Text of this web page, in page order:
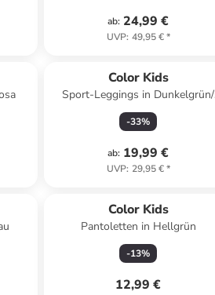
ab: 24,99 €
UVP: 49,95 €*
Color Kids
Sport-Leggings in Dunkelgrün/
Rosa
-33%
ab: 19,99 €
UVP: 29,95 €*
Color Kids
Pantoletten in Hellgrün
-13%
12,99 €